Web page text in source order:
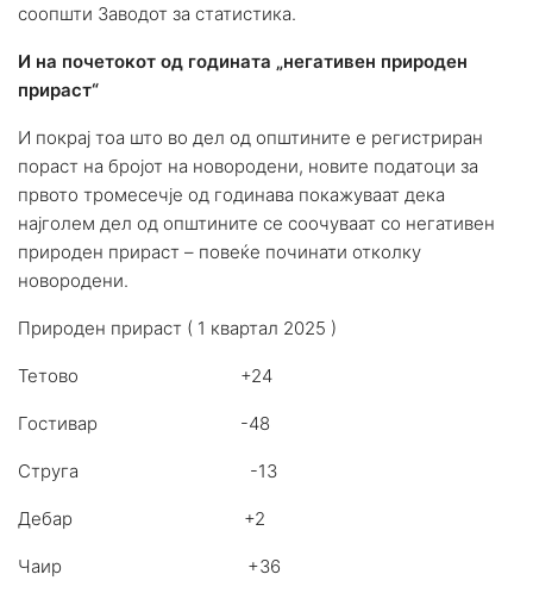
соопшти Заводот за статистика.
И на почетокот од годината „негативен природен
прираст“
И покрај тоа што во дел од општините е регистриран
пораст на бројот на новородени, новите податоци за
првото тромесечје од годинава покажуваат дека
најголем дел од општините се соочуваат со негативен
природен прираст – повеќе починати отколку
новородени.
Природен прираст ( 1 квартал 2025 )
Тетово +24
Гостивар -48
Струга -13
Дебар +2
Чаир +36